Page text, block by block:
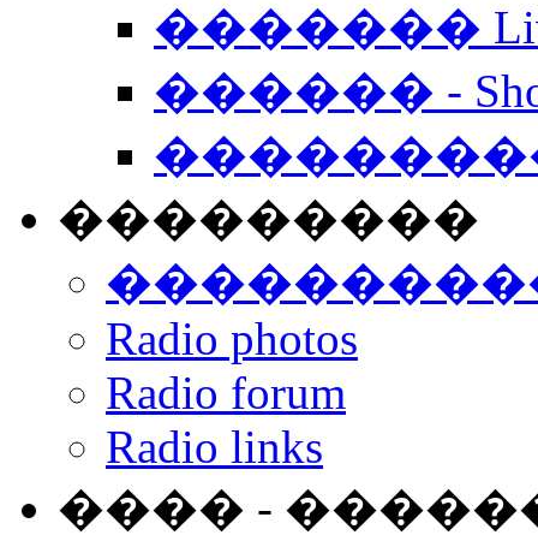
�������
������ -
���������
Radio photos
Radio forum
Radio links
���� -